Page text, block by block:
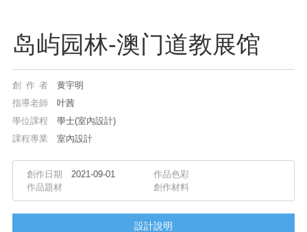
岛屿园林-澳门道教展馆
創作者
黄宇明
指導老師
叶茜
學位課程
學士(室內設計)
課程專業
室內設計
創作日期 2021-09-01
作品色彩
作品題材
創作材料
設計說明